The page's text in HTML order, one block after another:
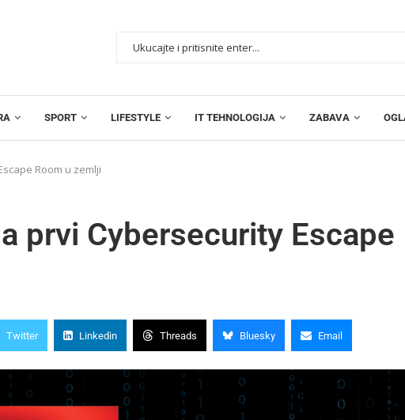
SPORT LIFESTYLE IT TEHNOLOGIJA ZABAVA
Room u zemlji
prvi Cybersecurity Escape
Twitter Linkedin Threads Bluesky Email